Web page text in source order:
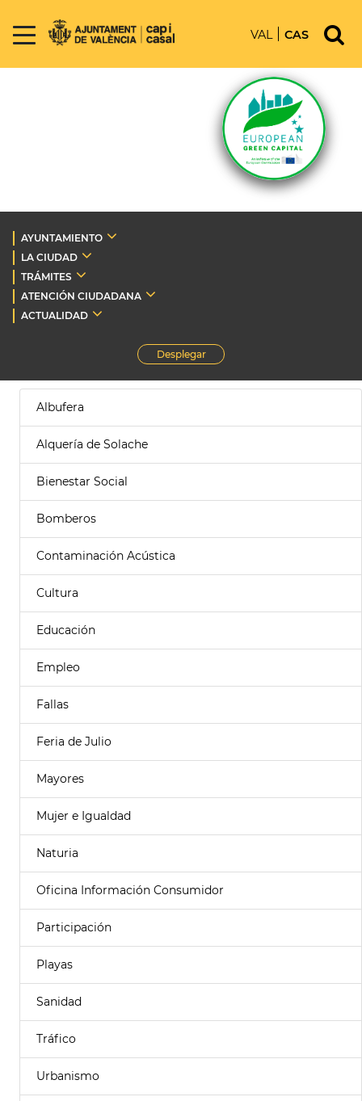
VAL CAS
AYUNTAMIENTO
LA CIUDAD
TRÁMITES
ATENCIÓN CIUDADANA
ACTUALIDAD
Desplegar
Albufera
Alquería de Solache
Bienestar Social
Bomberos
Contaminación Acústica
Cultura
Educación
Empleo
Fallas
Feria de Julio
Mayores
Mujer e Igualdad
Naturia
Oficina Información Consumidor
Participación
Playas
Sanidad
Tráfico
Urbanismo